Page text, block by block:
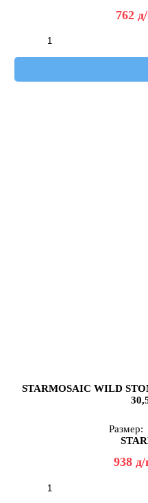
762 д
STARMOSAIC WILD
Размер:
938 д/